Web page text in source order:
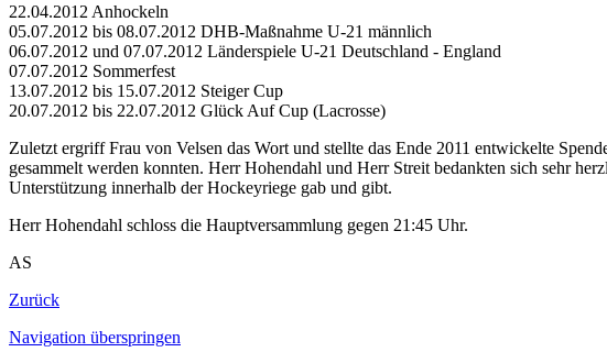
22.04.2012 Anhockeln
05.07.2012 bis 08.07.2012 DHB-Maßnahme U-21 männlich
06.07.2012 und 07.07.2012 Länderspiele U-21 Deutschland - England
07.07.2012 Sommerfest
13.07.2012 bis 15.07.2012 Steiger Cup
20.07.2012 bis 22.07.2012 Glück Auf Cup (Lacrosse)
Zuletzt ergriff Frau von Velsen das Wort und stellte das Ende 2011 entwickelte
gesammelt werden konnten. Herr Hohendahl und Herr Streit bedankten sich sehr
Unterstützung innerhalb der Hockeyriege gab und gibt.
Herr Hohendahl schloss die Hauptversammlung gegen 21:45 Uhr.
AS
Zurück
Navigation überspringen